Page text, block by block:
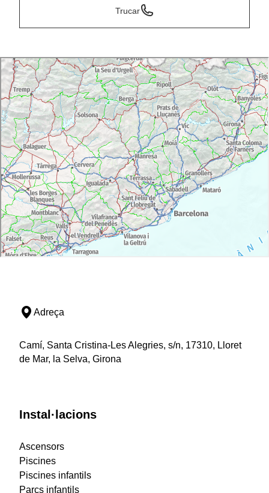
Trucar
Adreça
Camí, Santa Cristina-Les Alegries, s/n, 17310, Lloret
de Mar, la Selva, Girona
Instal·lacions
Ascensors
Piscines
Piscines infantils
Parcs infantils